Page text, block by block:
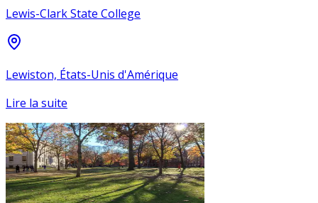
Lewis-Clark State College
Lewiston, États-Unis d'Amérique
Lire la suite